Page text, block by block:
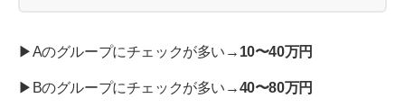
▶Aのグループにチェックが多い→ 10〜40万円
▶Bのグループにチェックが多い→40〜80万円